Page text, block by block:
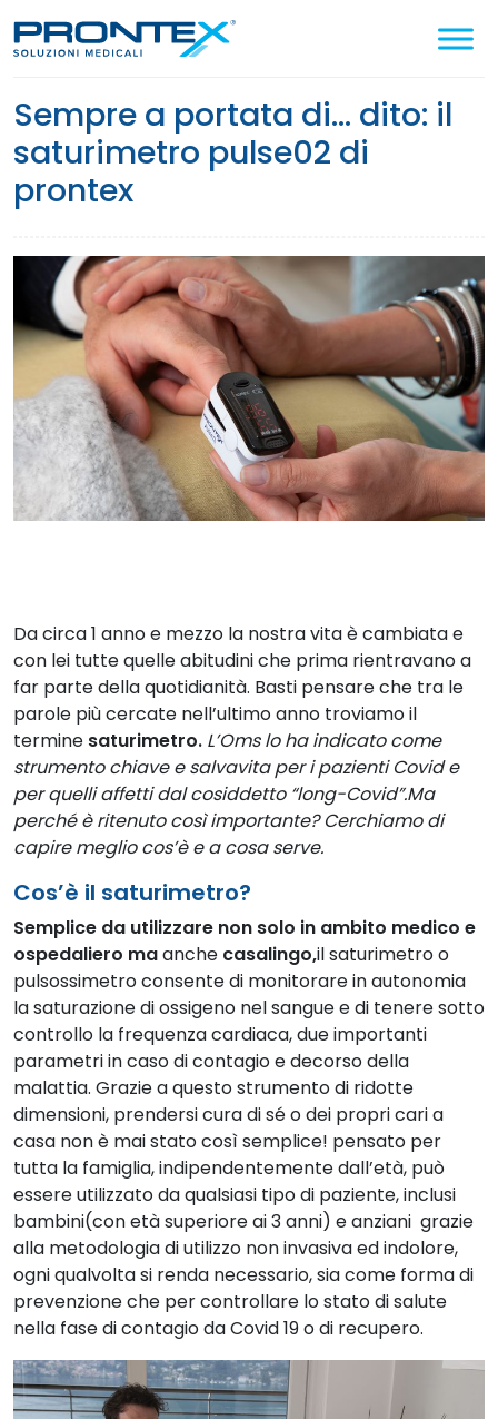
sempre a portata di… dito: il
saturimetro pulse02 di
prontex
Da circa 1 anno e mezzo la nostra vita è cambiata e
con lei tutte quelle abitudini che prima rientravano a
far parte della quotidianità. Basti pensare che tra le
parole più cercate nell’ultimo anno troviamo il
termine saturimetro. L’Oms lo ha indicato come
strumento chiave e salvavita per i pazienti Covid e
per quelli affetti dal cosiddetto “long-Covid”.Ma
perché è ritenuto così importante? Cerchiamo di
capire meglio cos’è e a cosa serve.
Cos’è il saturimetro?
Semplice da utilizzare non solo in ambito medico e
ospedaliero maanche casalingo,il saturimetro o
pulsossimetro consente di monitorare in autonomia
la saturazione di ossigeno nel sangue e di tenere sotto
controllo la frequenza cardiaca, due importanti
parametri in caso di contagio e decorso della
malattia. Grazie a questo strumento di ridotte
dimensioni, prendersi cura di sé o dei propri cari a
casa non è mai stato così semplice! pensato per
tutta la famiglia, indipendentemente dall’età, può
essere utilizzato da qualsiasi tipo di paziente, inclusi
bambini(con età superiore ai 3 anni) e anziani grazie
alla metodologia di utilizzo non invasiva ed indolore,
ogni qualvolta si renda necessario, sia come forma di
prevenzione che per controllare lo stato di salute
nella fase di contagio da Covid 19 o di recupero.